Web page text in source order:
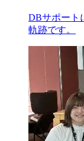
DBサポート
軌跡です。